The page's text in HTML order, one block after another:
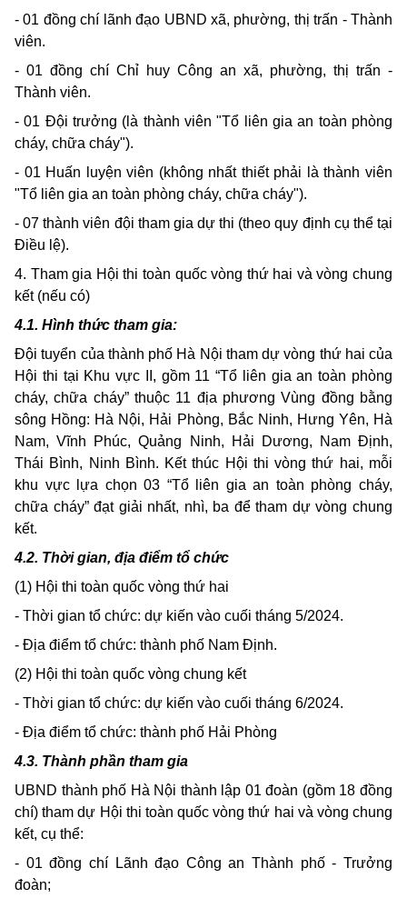
- 01 đồng chí lãnh đạo UBND xã, phường, thị trấn - Thành
viên.
- 01 đồng chí Chỉ huy Công an xã, phường, thị trấn -
Thành viên.
- 01 Đội trưởng (là thành viên "Tổ liên gia an toàn phòng
cháy, chữa cháy").
- 01 Huấn luyện viên (không nhất thiết phải là thành viên
"Tổ liên gia an toàn phòng cháy, chữa cháy").
- 07 thành viên đội tham gia dự thi (theo quy định cụ thể tại
Điều lệ).
4. Tham gia Hội thi toàn quốc vòng thứ hai và vòng chung
kết (nếu có)
4.1. Hình thức tham gia:
Đội tuyển của thành phố Hà Nội tham dự vòng thứ hai của
Hội thi tại Khu vực II, gồm 11 “Tổ liên gia an toàn phòng
cháy, chữa cháy” thuộc 11 địa phương Vùng đồng bằng
sông Hồng: Hà Nội, Hải Phòng, Bắc Ninh, Hưng Yên, Hà
Nam, Vĩnh Phúc, Quảng Ninh, Hải Dương, Nam Định,
Thái Bình, Ninh Bình. Kết thúc Hội thi vòng thứ hai, mỗi
khu vực lựa chọn 03 “Tổ liên gia an toàn phòng cháy,
chữa cháy” đạt giải nhất, nhì, ba để tham dự vòng chung
kết.
4.2. Thời gian, địa điểm tổ chức
(1) Hội thi toàn quốc vòng thứ hai
- Thời gian tổ chức: dự kiến vào cuối tháng 5/2024.
- Địa điểm tổ chức: thành phố Nam Định.
(2) Hội thi toàn quốc vòng chung kết
- Thời gian tổ chức: dự kiến vào cuối tháng 6/2024.
- Địa điểm tổ chức: thành phố Hải Phòng
4.3. Thành phần tham gia
UBND thành phố Hà Nội thành lập 01đoàn (gồm 18đồng
chí)thamdự Hội thi toàn quốc vòng thứ hai và vòngchung
kết, cụ thể:
- 01đồng chí Lãnh đạo CônganThành phố-Trưởng
đoàn;